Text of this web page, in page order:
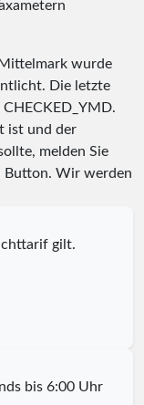
wurde
Die letzte
CHECKED_YMD.
ist und der
melden Sie
Button. Wir werden
gilt.
bis 6:00 Uhr